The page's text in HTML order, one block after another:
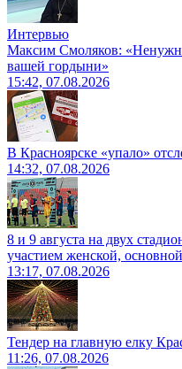
Интервью
Максим Смоляков:
вашей гордыни»
15:42, 07.08.2026
В Красноярске «упало»
14:32, 07.08.2026
8 и 9 августа на двух
участием женской,
13:17, 07.08.2026
Тендер на главную елку
11:26, 07.08.2026